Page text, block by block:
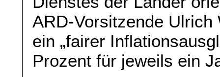
ARD-Vorsitzende
ein „fairer
Prozent für jeweils ein